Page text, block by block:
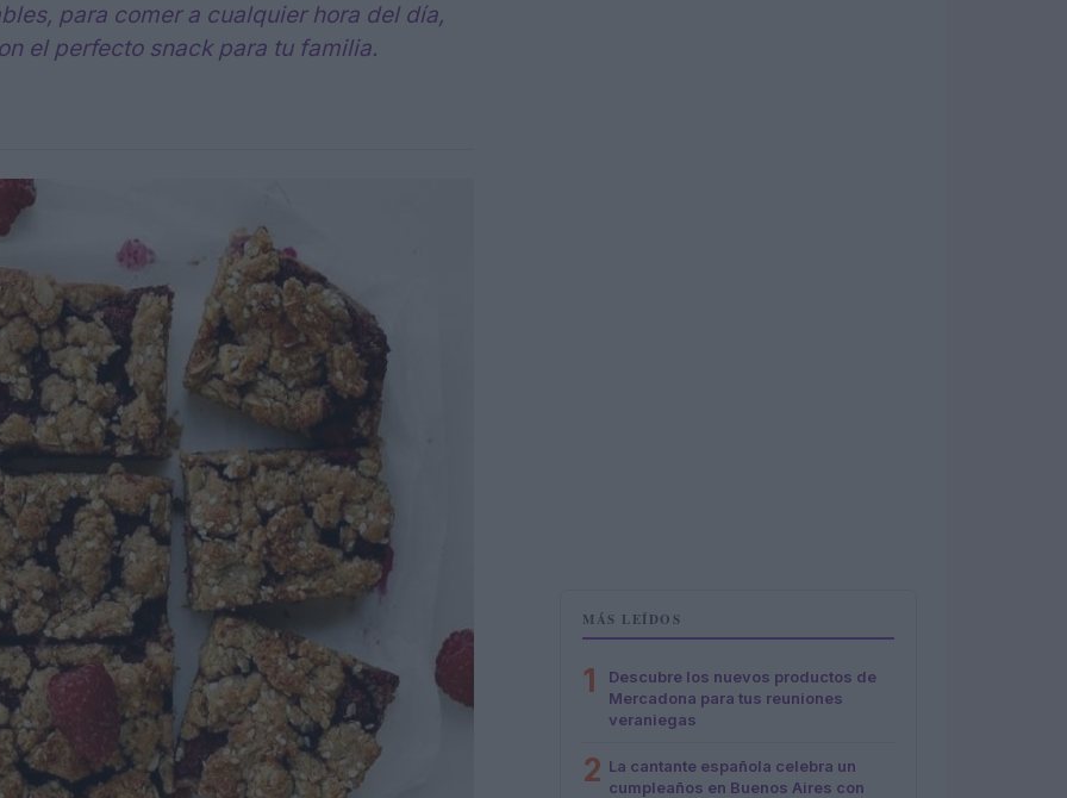
para comer a cualquier hora del día,
el perfecto snack para tu familia.
MÁS LEÍDOS
1
Descubre los nuevos productos de
Mercadona para tus reuniones
veraniegas
2 La cantante española celebra un
cumpleaños en Buenos Aires con